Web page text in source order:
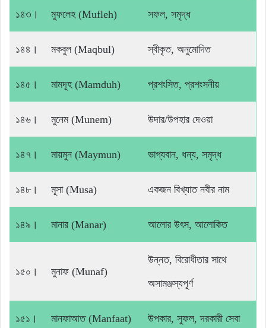
১৪৩। মুফলেহ (Mufleh) সফল, সমৃদ্ধ
১৪৪। মকবুল (Maqbul) স্বীকৃত, অনুমোদিত
১৪৫। মামদূহ (Mamduh) প্রশংসিত, প্রশংসনীয়
১৪৬। মুনেম (Munem) উদার/উপহার দেওয়া
১৪৭। মায়মুন (Maymun) ভাগ্যবান, ধন্য, সমৃদ্ধ
১৪৮। মূসা (Musa) একজন বিখ্যাত নবীর নাম
১৪৯। মানার (Manar) আলোর উৎস, আলোকিত
১৫০। মুনাফ (Munaf)
উন্নত, বিরোধীতার সাথে
অসামঞ্জস্যপূর্ণ
১৫১। মানফাআত (Manfaat) উপকার, সুফল, দরকারী সেবা